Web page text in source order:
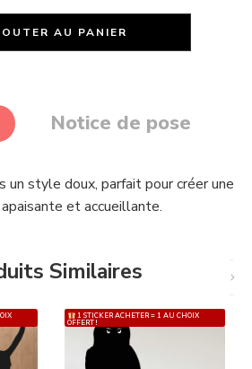
AU PANIER
Notice de pose
un style doux, parfait pour créer une
et accueillante.
Similaires
1 STICKER ACHETER = 1 AU CHOIX
OFFERT !